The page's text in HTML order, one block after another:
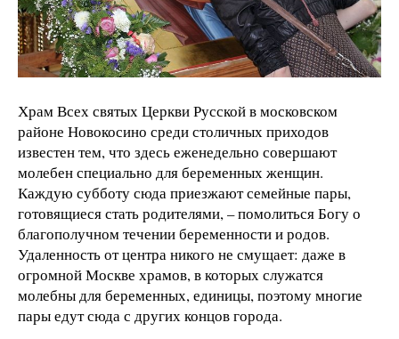
Храм Всех святых Церкви Русской в московском
районе Новокосино среди столичных приходов
известен тем, что здесь еженедельно совершают
молебен специально для беременных женщин.
Каждую субботу сюда приезжают семейные пары,
готовящиеся стать родителями, – помолиться Богу о
благополучном течении беременности и родов.
Удаленность от центра никого не смущает: даже в
огромной Москве храмов, в которых служатся
молебны для беременных, единицы, поэтому многие
пары едут сюда с других концов города.